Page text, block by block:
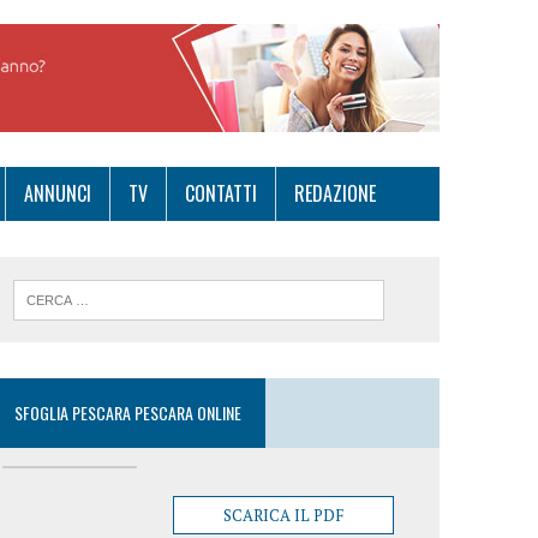
ANNUNCI TV CONTATTI REDAZIONE
SFOGLIA PESCARA PESCARA ONLINE
SCARICA IL PDF